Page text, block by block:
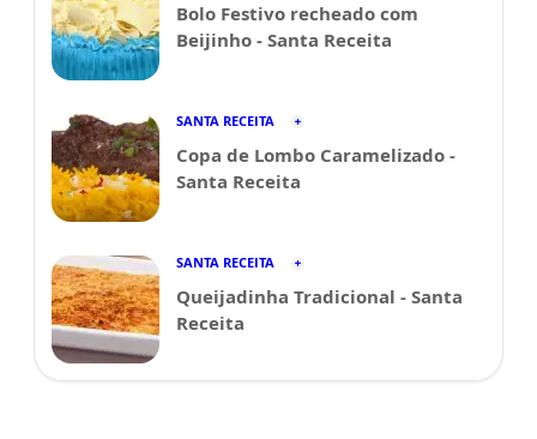
Bolo Festivo recheado com
Beijinho - Santa Receita
SANTA RECEITA
Copa de Lombo Caramelizado -
Santa Receita
SANTA RECEITA
Queijadinha Tradicional - Santa
Receita